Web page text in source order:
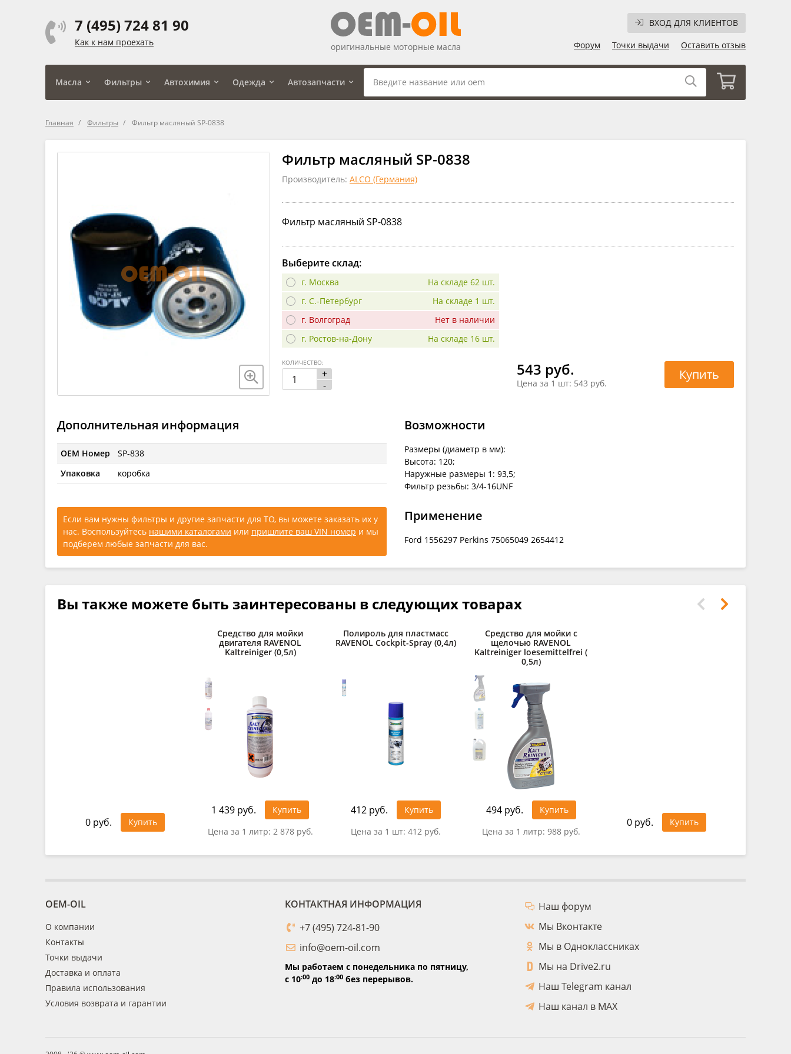
7 (495) 724 81 90
Как к нам проехать
ВХОД ДЛЯ КЛИЕНТОВ
Форум
Точки выдачи Оставить отзыв
оригинальные моторные масла
Масла Фильтры Автохимия Одежда Автозапчасти
Главная Фильтры Фильтр масляный SP-0838
Фильтр масляный SP-0838
Производитель: ALCO (Германия)
Фильтр масляный SP-0838
Выберите склад:
г. Москва
На складе 62 шт.
г. С.-Петербург
На складе 1 шт.
г. Волгоград
Нет в наличии
г. Ростов-на-Дону
На складе 16 шт.
543 руб.
Цена за 1 шт: 543 руб.
+
-
КОЛИЧЕСТВО:
Купить
Дополнительная информация
OEM Номер
SP-838
Упаковка
коробка
Если вам нужны фильтры и другие запчасти для ТО, вы можете заказать их у
нас. Воспользуйтесь нашими каталогами или пришлите ваш VIN номер и мы
подберем любые запчасти для вас.
Возможности
Размеры (диаметр в мм):
Высота: 120;
Наружные размеры 1: 93,5;
Фильтр резьбы: 3/4-16UNF
Применение
Ford 1556297 Perkins 75065049 2654412
Вы также можете быть заинтересованы в следующих товарах
0 руб. Купить
Средство для мойки
двигателя RAVENOL
Kaltreiniger (0,5л)
1 439 руб.
Купить
Цена за 1 литр: 2 878 руб.
Полироль для пластмасс
RAVENOL Cockpit-Spray (0,4л)
412 руб.
Купить
Цена за 1 шт: 412 руб.
Средство для мойки с
щелочью RAVENOL
Kaltreiniger loesemittelfrei (
0,5л)
494 руб.
Купить
Цена за 1 литр: 988 руб.
0 руб. Купить
OEM-OIL
О компании
Контакты
Точки выдачи
Доставка и оплата
Правила использования
Условия возврата и гарантии
КОНТАКТНАЯ ИНФОРМАЦИЯ
+7 (495) 724-81-90
info@oem-oil.com
Мы работаем с понедельника по пятницу,
с 10:00до 18:00без перерывов.
Наш форум
Мы Вконтакте
Мы в Одноклассниках
Мы на Drive2.ru
Наш Telegram канал
Наш канал в MAX